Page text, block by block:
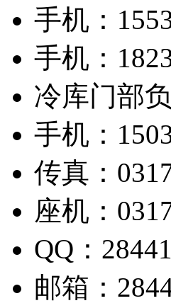
手机：
手机：
冷库门部
手机：
传真：
座机：
QQ：
邮箱：